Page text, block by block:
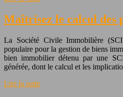
Maîtrisez le calcul des
La Société Civile Immobilière
populaire pour la gestion de biens
bien immobilier détenu par une
générée, dont le calcul et les
Lire la suite